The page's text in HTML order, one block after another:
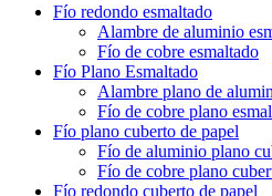
Fío redondo esmaltado
Alambre de aluminio
Fío de cobre esmaltado
Fío Plano Esmaltado
Alambre plano de
Fío de cobre plano
Fío plano cuberto de papel
Fío de aluminio plano
Fío de cobre plano
Fío redondo cuberto de papel